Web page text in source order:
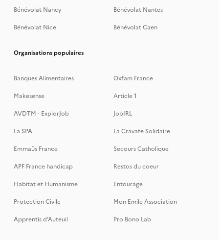
Bénévolat Nancy
Bénévolat Nantes
Bénévolat Nice
Bénévolat Caen
Organisations populaires
Banques Alimentaires
Oxfam France
Makesense
Article 1
AVDTM - ExplorJob
JobIRL
La SPA
La Cravate Solidaire
Emmaüs France
Secours Catholique
APF France handicap
Restos du coeur
Habitat et Humanisme
Entourage
Protection Civile
Mon Emile Association
Apprentis d’Auteuil
Pro Bono Lab